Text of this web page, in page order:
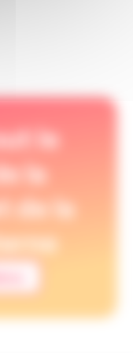
le
la
de la